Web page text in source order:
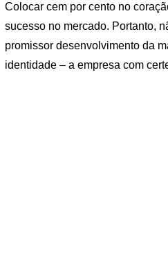
Colocar cem por cento no
sucesso no mercado. Portanto,
promissor desenvolvimento da
identidade – a empresa com